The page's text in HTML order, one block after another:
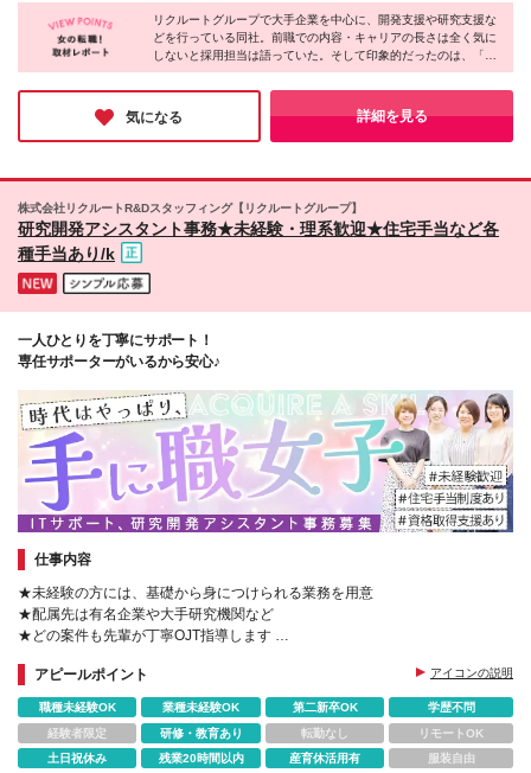
た希望も配属の際に考慮します。 ＜手当＞ ■職務担当
手当 ■通勤手当（上限月3万円） ■残業手当（全額支
給） ■住宅手当（5割を会社負担／就業規則に定める
料補助（資格ごとに社内規定により決定） ■資格取得
奨励金 （資格により2万円～20万円の祝金支給） ◎
一例 ・基本情報技術者（5万円） ・プロジェクトマネ
デッドシステムスペシャリスト試験（10万円） ・デ
ィジタル技術検定（情報1級：10万円、制御1級：10
城・栃木・群馬 ■北信越エリア／長野・山梨・福井 ■
東海エリア／静岡・愛知・岐阜・三重 ■関西エリア／
大阪・京都・奈良・兵庫・滋賀 ■中国・四国エリア／
広島・岡山・山口・香川 ■九州エリア／福岡・長崎・
熊本・佐賀・大分・宮崎・鹿児島 ※転勤の可能性あ
と相談したところ、本当に近くの案件を紹介してもら
えました。通勤時間がかなり減り、とてもありがたい
リクルートグループで大手企業を中心に、開発支援や研究支援な
どを行っている同社。前職での内容・キャリアの長さは全く気に
しないと採用担当は語っていた。そして印象的だったのは、「当
社で経験を積んで、それを他社で活かしたいと思うようになった
ら、転職という選択肢も大いにアリです」という一言。その時々
の自分の志向に合わせて、仕事や会社を選ぶ昨今、同社は時代に
フィットする考えを持つ数少ない会社かもしれない。
気になる 詳細を見る
株式会社リクルートR&Dスタッフィング【リクルートグループ】
研究開発アシスタント事務★未経験・理系歓迎★住宅手当など各
種手当あり/k
一人ひとりを丁寧にサポート！
専任サポーターがいるから安心♪
仕事内容
★未経験の方には、基礎から身につけられる業務を用意
★配属先は有名企業や大手研究機関など
★どの案件も先輩が丁寧OJT指導します
あなたにフィットするものを探します
アピールポイント アイコンの説明
職種未経験OK 業種未経験OK 第二新卒OK
学歴不問
経験者限定
研修・教育あり 転勤なし
リモートOK
土日祝休み
残業20時間以内 産育休活用有
服装自由